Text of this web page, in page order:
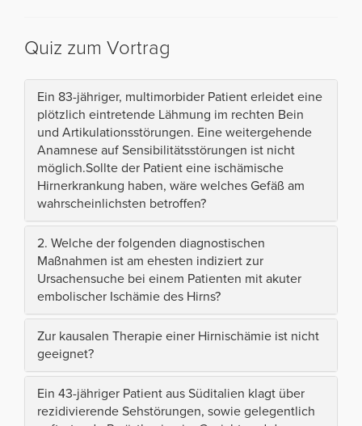
Quiz zum Vortrag
Ein 83-jähriger, multimorbider Patient erleidet eine
plötzlich eintretende Lähmung im rechten Bein
und Artikulationsstörungen. Eine weitergehende
Anamnese auf Sensibilitätsstörungen ist nicht
möglich.Sollte der Patient eine ischämische
Hirnerkrankung haben, wäre welches Gefäß am
wahrscheinlichsten betroffen?
2. Welche der folgenden diagnostischen
Maßnahmen ist am ehesten indiziert zur
Ursachensuche bei einem Patienten mit akuter
embolischer Ischämie des Hirns?
Zur kausalen Therapie einer Hirnischämie ist nicht
geeignet?
Ein 43-jähriger Patient aus Süditalien klagt über
rezidivierende Sehstörungen, sowie gelegentlich